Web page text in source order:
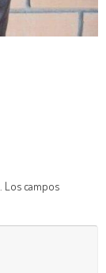
Los campos